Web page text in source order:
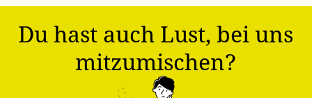
Du hast auch Lust, bei uns
mitzumischen?